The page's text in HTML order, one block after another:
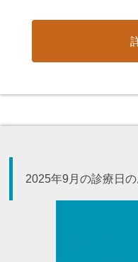
2025年9月の診療日